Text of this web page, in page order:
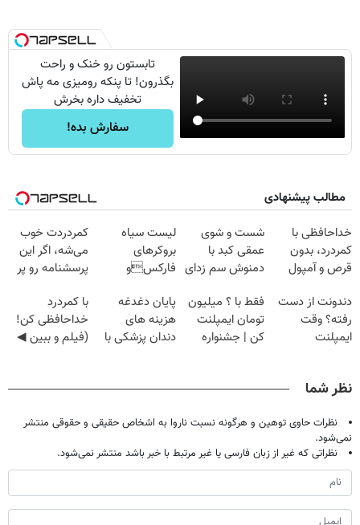
تابستون رو خنک و راحت
بگذرون! تا پنکه رومیزی مه پاش
تخفیف داره بخرش
سفارش بده!
مطالب پیشنهادی
خداحافظی با
کمردرد، بدون
قرص و آمپول
شست و شوی
عمقی کبد با
دمنوش سم زدای
لیست سیاه
بروکرهای
فارکسو
ریسک مالی
دارند!
کمردردت خوب
می‌شه، اگر این
پرسشنامه رو پر
دندونت از دست
رفته؟ وقت
ایمپلنت
فقط با ؟ میلیون
تومان ایمپلنت
کن | جشنواره
پایان دغدغه
هزینه های
دندان پزشکی با
با کمردرد
خداحافظی کن!
(فیلم و ببین ◀
نظر شما
نظرات حاوی توهین و هرگونه نسبت ناروا به اشخاص حقیقی و حقوقی منتشر
نمی‌شود.
نظراتی که غیر از زبان فارسی یا غیر مرتبط با خبر باشد منتشر نمی‌شود.